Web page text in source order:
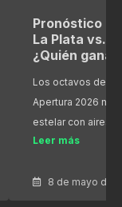
Pronóstico
La Plata vs.
¿Quién gana?
Los octavos de
Apertura 2026
estelar con aires
Leer más
8 de mayo de